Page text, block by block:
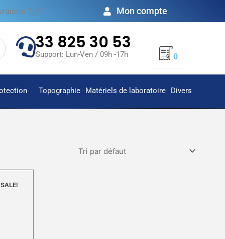
7j/7 Mon compte
33 825 30 53
Support: Lun-Ven / 09h -17h 0
Topographie Matériels de laboratoire Divers
SALE!